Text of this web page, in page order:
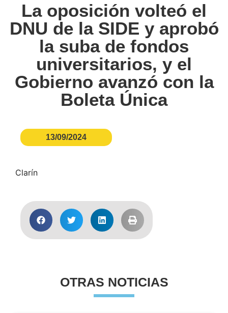
La oposición volteó el
DNU de la SIDE y aprobó
la suba de fondos
universitarios, y el
Gobierno avanzó con la
Boleta Única
13/09/2024
Clarín
OTRAS NOTICIAS